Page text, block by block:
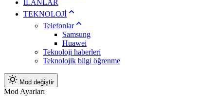
İLANLAR
TEKNOLOJİ
Telefonlar
Samsung
Huawei
Teknoloji haberleri
Teknolojik bilgi öğrenme
Mod değiştir
Mod Ayarları